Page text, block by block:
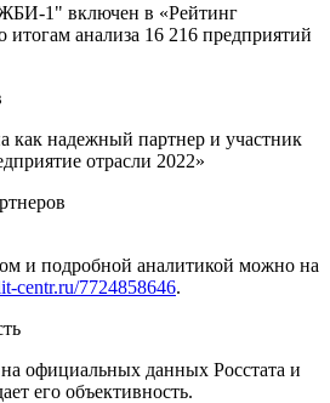
1" включен в «Рейтинг
анализа 16 216 предприятий
как надежный партнер и участник
отрасли 2022»
и подробной аналитикой можно на
centr.ru/7724858646.
официальных данных Росстата и
его объективность.